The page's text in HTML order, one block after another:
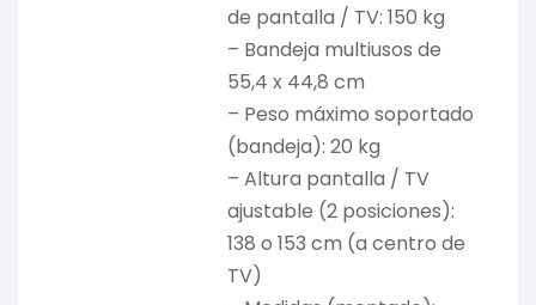
de pantalla / TV: 150 kg
– Bandeja multiusos de
55,4 x 44,8 cm
– Peso máximo soportado
(bandeja): 20 kg
– Altura pantalla / TV
ajustable (2 posiciones):
138 o 153 cm (a centro de
TV)